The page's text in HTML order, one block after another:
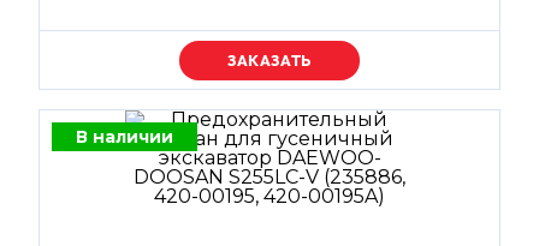
Уточняйте цену
В наличии